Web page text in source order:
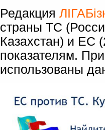
Редакция
страны ТС
Казахстан) и ЕС
показателям.
использованы